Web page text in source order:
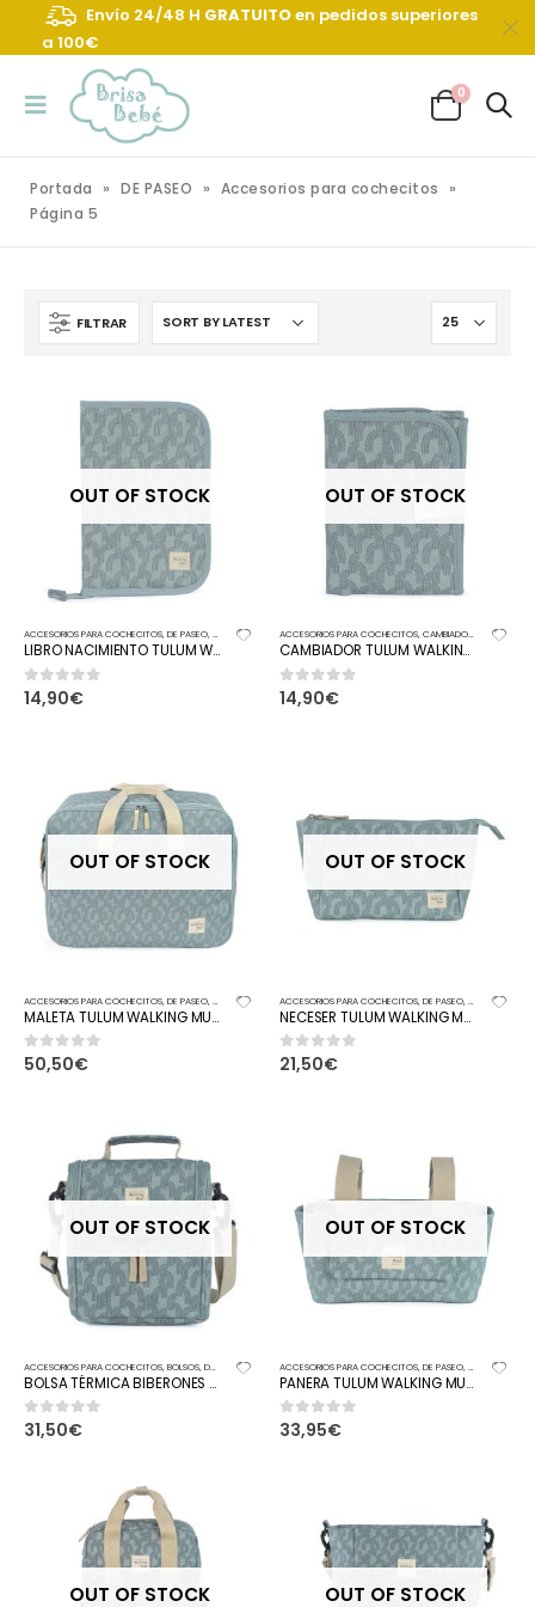
Envío 24/48 H GRATUITOen pedidos superiores
a 100€
0
Portada » DE PASEO » Accesorios para cochecitos
»
Página 5
FILTRAR
OUT OF STOCK
ACCESORIOS PARA COCHECITOS,DE PASEO,PORTADOCUMENTOS
LIBRO NACIMIENTO TULUM WALKING MUM
0out of 5
14,90€
OUT OF STOCK
ACCESORIOS PARA COCHECITOS,CAMBIADORES DE PASEO
CAMBIADOR TULUM WALKING MUM
0out of 5
14,90€
OUT OF STOCK
ACCESORIOS PARA COCHECITOS,DE PASEO,MALETA
MALETA TULUM WALKING MUM
0out of 5
50,50€
OUT OF STOCK
ACCESORIOS PARA COCHECITOS,DE PASEO,NECESER
NECESER TULUM WALKING MUM
0out of 5
21,50€
OUT OF STOCK
ACCESORIOS PARA COCHECITOS,BOLSOS,DE PASEO
BOLSA TÉRMICA BIBERONES TULUM BEBÉS WALKING MUM
0out of 5
31,50€
OUT OF STOCK
ACCESORIOS PARA COCHECITOS,DE PASEO,PANERAS
PANERA TULUM WALKING MUM
0out of 5
33,95€
OUT OF STOCK OUT OF STOCK